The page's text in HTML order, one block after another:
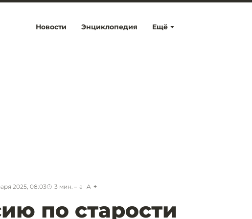
Ещё
Новости Энциклопедия
2025, 08:03 3 мин. a A
по старости